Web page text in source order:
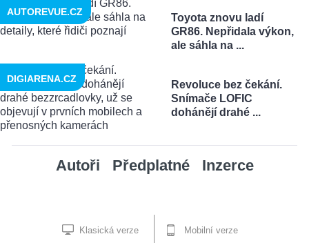
Toyota znovu ladí
GR86. Nepřidala výkon,
ale sáhla na ...
AUTOREVUE.CZ
Revoluce bez čekání.
Snímače LOFIC
dohánějí drahé ...
DIGIARENA.CZ
Autoři Předplatné Inzerce
Klasická verze Mobilní verze